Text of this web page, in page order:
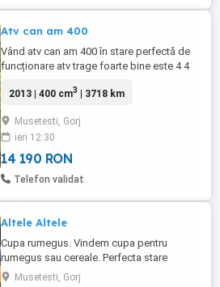
Atv can am 400
Vând atv can am 400 în stare perfectă de
funcționare atv trage foarte bine este 4 4
jocuri în roți sau planetare cu acte pentru
detalii la telefon
2013 | 400 cm3 | 3718 km
Musetesti, Gorj
ieri 12:30
14 190 RON
Telefon validat
Altele Altele
Cupa rumegus. Vindem cupa pentru
rumegus sau cereale. Perfecta stare
Musetesti, Gorj